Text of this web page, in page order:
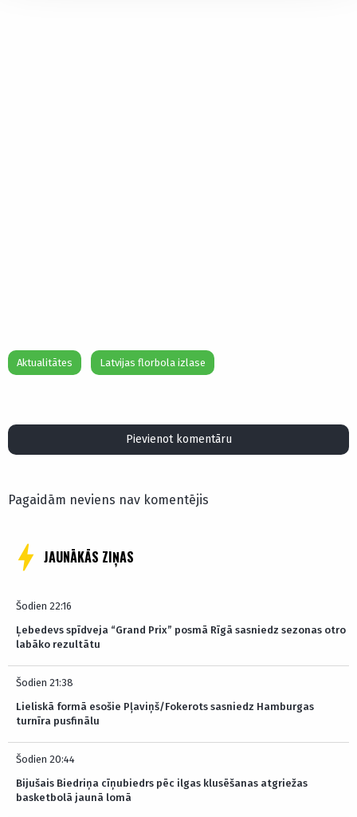
Aktualitātes Latvijas florbola izlase
Pievienot komentāru
Pagaidām neviens nav komentējis
JAUNĀKĀS ZIŅAS
Šodien 22:16
Ļebedevs spīdveja “Grand Prix” posmā Rīgā sasniedz sezonas otro
labāko rezultātu
Šodien 21:38
Lieliskā formā esošie Pļaviņš/Fokerots sasniedz Hamburgas
turnīra pusfinālu
Šodien 20:44
Bijušais Biedriņa cīņubiedrs pēc ilgas klusēšanas atgriežas
basketbolā jaunā lomā